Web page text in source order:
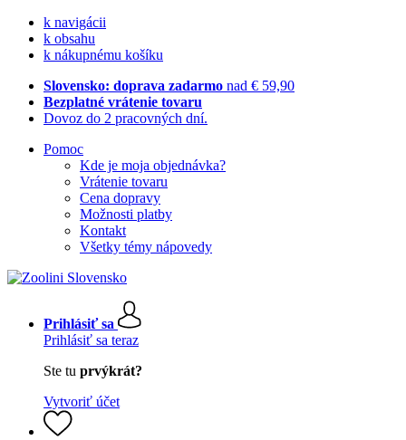
k navigácii
k obsahu
k nákupnému košíku
Slovensko: doprava zadarmo nad € 59,90
Bezplatné vrátenie tovaru
Dovoz do 2 pracovných dní.
Pomoc
Kde je moja objednávka?
Vrátenie tovaru
Cena dopravy
Možnosti platby
Kontakt
Všetky témy nápovedy
Prihlásiť sa
Prihlásiť sa teraz
Ste tu prvýkrát?
Vytvoriť účet